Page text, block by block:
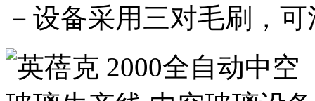
－设备采用三对毛刷，